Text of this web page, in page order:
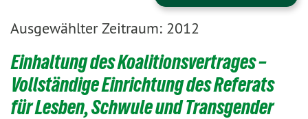
Ausgewählter Zeitraum: 2012
Einhaltung des Koalitionsvertrages –
Vollständige Einrichtung des Referats
für Lesben, Schwule und Transgender